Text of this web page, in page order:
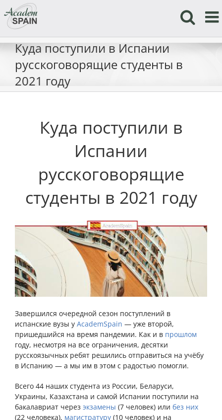
to
content
Куда поступили в Испании
русскоговорящие студенты в
2021 году
Куда поступили в
Испании
русскоговорящие
студенты в 2021 году
Завершился очередной сезон поступлений в
испанские вузы у AcademSpain — уже второй,
пришедшийся на время пандемии. Как и в прошлом
году, несмотря на все ограничения, десятки
русскоязычных ребят решились отправиться на учёбу
в Испанию — а мы им в этом с радостью помогли.
Всего 44 наших студента из России, Беларуси,
Украины, Казахстана и самой Испании поступили на
бакалавриат через экзамены (7 человек) или без них
(22 человека), магистратуру (10 человек) и на